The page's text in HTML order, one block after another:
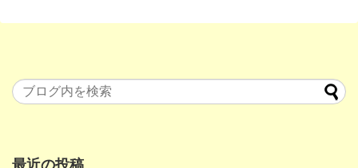
最近の投稿